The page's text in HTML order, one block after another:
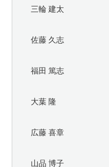
三輪 建太
佐藤 久志
福田 篤志
大葉 隆
広藤 喜章
山品 博子